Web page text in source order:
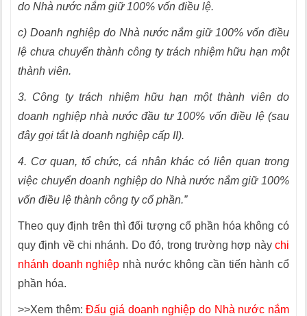
do Nhà nước nắm giữ 100% vốn điều lệ.
c) Doanh nghiệp do Nhà nước nắm giữ 100% vốn điều
lệ chưa chuyển thành công ty trách nhiệm hữu hạn một
thành viên.
3. Công ty trách nhiệm hữu hạn một thành viên do
doanh nghiệp nhà nước đầu tư 100% vốn điều lệ (sau
đây gọi tắt là doanh nghiệp cấp II).
4. Cơ quan, tổ chức, cá nhân khác có liên quan trong
việc chuyển doanh nghiệp do Nhà nước nắm giữ 100%
vốn điều lệ thành công ty cổ phần.”
Theo quy định trên thì đối tượng cổ phần hóa không có
quy định về chi nhánh. Do đó, trong trường hợp này chi
nhánh doanh nghiệp nhà nước không cần tiến hành cổ
phần hóa.
>>Xem thêm:Đấu giá doanh nghiệp do Nhà nước nắm